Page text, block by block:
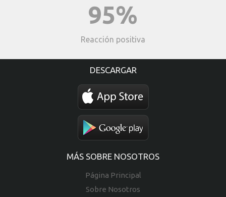
95%
Reacción positiva
DESCARGAR
MÁS SOBRE NOSOTROS
Página Principal
Sobre Nosotros